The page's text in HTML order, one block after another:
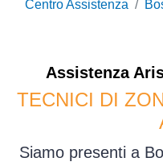
Centro Assistenza
Assistenza
TECNICI DI
Siamo presenti a